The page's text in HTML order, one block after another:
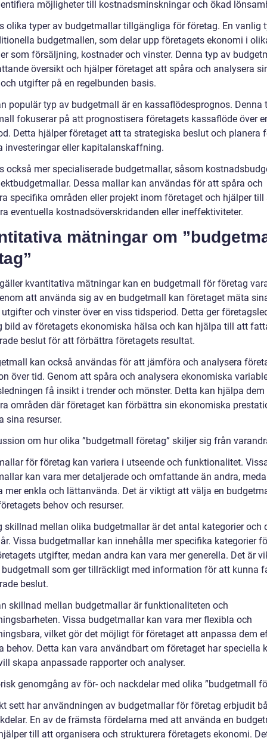
möjligheter till kostnadsminskningar och ökad
olika typer av budgetmallar tillgängliga för företag. En vanlig
budgetmallen, som delar upp företagets ekonomi i
som försäljning, kostnader och vinster. Denna typ av
översikt och hjälper företaget att spåra och analysera
utgifter på en regelbunden basis.
populär typ av budgetmall är en kassaflödesprognos. Denna
fokuserar på att prognostisera företagets kassaflöde över
Detta hjälper företaget att ta strategiska beslut och planera
investeringar eller kapitalanskaffning.
också mer specialiserade budgetmallar, såsom
Dessa mallar kan användas för att spåra och
specifika områden eller projekt inom företaget och hjälper till
eventuella kostnadsöverskridanden eller ineffektiviteter.
mätningar om
kvantitativa mätningar kan en budgetmall för företag
att använda sig av en budgetmall kan företaget mäta
utgifter och vinster över en viss tidsperiod. Detta ger
bild av företagets ekonomiska hälsa och kan hjälpa till att
beslut för att förbättra företagets resultat.
kan också användas för att jämföra och analysera
över tid. Genom att spåra och analysera ekonomiska
få insikt i trender och mönster. Detta kan hjälpa
områden där företaget kan förbättra sin ekonomiska
sina resurser.
om hur olika ”budgetmall företag” skiljer sig från
för företag kan variera i utseende och funktionalitet.
kan vara mer detaljerade och omfattande än andra,
mer enkla och lättanvända. Det är viktigt att välja en
behov och resurser.
skillnad mellan olika budgetmallar är det antal kategorier och
Vissa budgetmallar kan innehålla mer specifika kategorier
utgifter, medan andra kan vara mer generella. Det är
budgetmall som ger tillräckligt med information för att kunna
beslut.
skillnad mellan budgetmallar är funktionaliteten och
Vissa budgetmallar kan vara mer flexibla och
vilket gör det möjligt för företaget att anpassa dem
behov. Detta kan vara användbart om företaget har speciella
skapa anpassade rapporter och analyser.
genomgång av för- och nackdelar med olika ”budgetmall
sett har användningen av budgetmallar för företag erbjudit
En av de främsta fördelarna med att använda en
till att organisera och strukturera företagets ekonomi.